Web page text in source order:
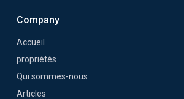
Company
Accueil
propriétés
Qui sommes-nous
Articles